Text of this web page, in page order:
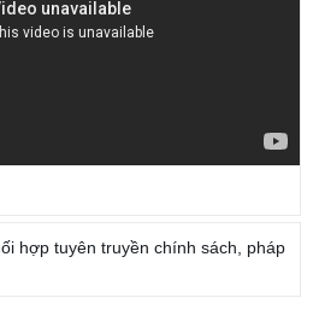
hợp tuyên truyền chính sách, pháp